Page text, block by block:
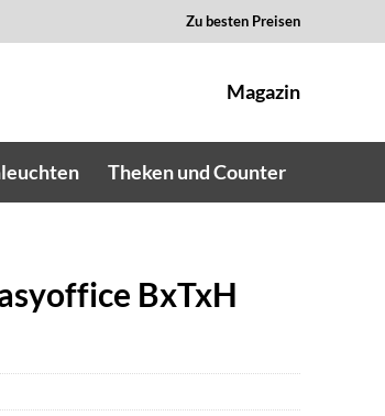
Zu besten Preisen
Magazin
Theken und Counter
BxTxH